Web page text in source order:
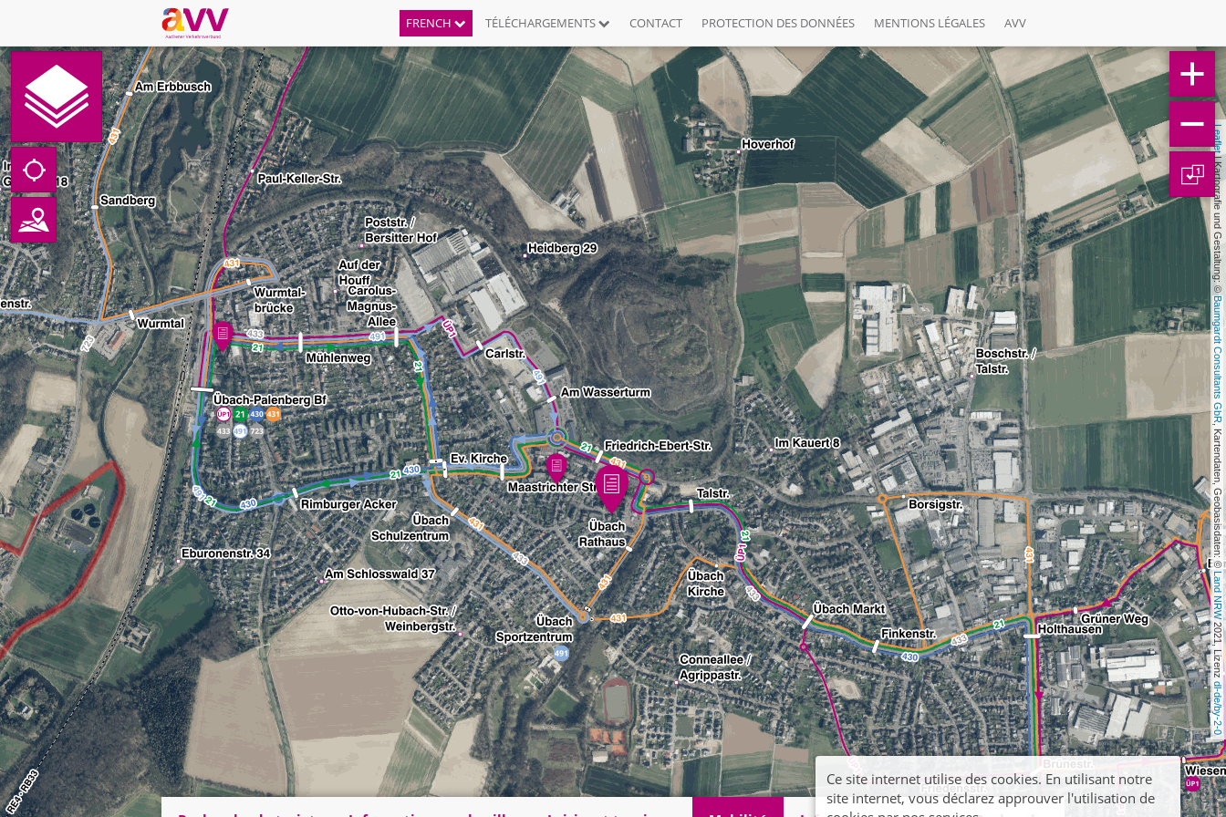
FRENCH TÉLÉCHARGEMENTS CONTACT PROTECTION DES DONNÉES MENTIONS LÉGALES AVV
Leaflet
| Kartografie und Gestaltung: ©
Baumgardt Consultants GbR
, Kartendaten, Geobasisdaten: ©
Land NRW
2021, Lizenz
dl-de/by-2-0
1
Ce site internet utilise des cookies. En utilisant notre
site internet, vous déclarez approuver l'utilisation de